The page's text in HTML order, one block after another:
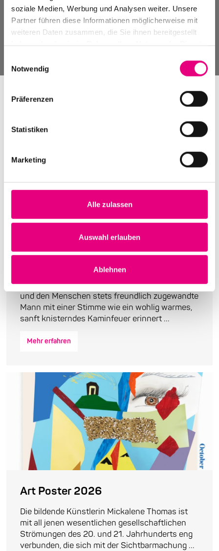
soziale Medien, Werbung und Analysen weiter. Unsere
Partner führen diese Informationen möglicherweise mit
weiteren Daten zusammen, die Sie ihnen bereitgestellt
Notwendig
Präferenzen
Statistiken
Marketing
Alle zulassen
Auswahl erlauben
Ablehnen
Neues aus der Welt von Enjoy Jazz
Zum Enjoy Jazz Kanal auf YouTube
Die Galionsfigur des Jazz kommt
nach Mannheim
Gregory Porter, dieser hünenhafte, dem Leben
und den Menschen stets freundlich zugewandte
Mann mit einer Stimme wie ein wohlig warmes,
sanft knisterndes Kaminfeuer erinnert ...
Mehr erfahren
Art Poster 2026
Die bildende Künstlerin Mickalene Thomas ist
mit all jenen wesentlichen gesellschaftlichen
Strömungen des 20. und 21. Jahrhunderts eng
verbunden, die sich mit der Sichtbarmachung ...